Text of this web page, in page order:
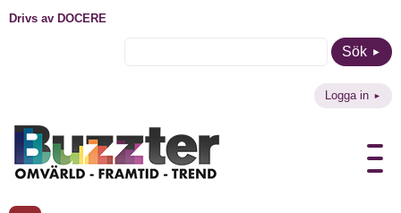
Drivs av DOCERE
Sök
Logga in